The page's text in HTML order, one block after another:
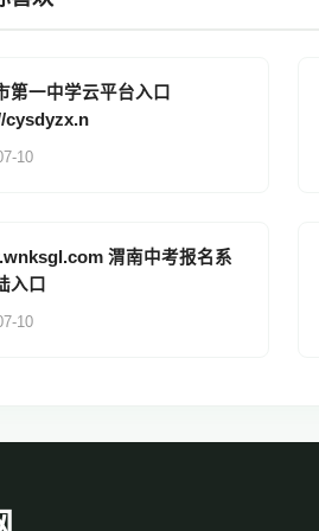
第一中学云平台入口
cysdyzx.n
10
渭南中考报名系
入口
10